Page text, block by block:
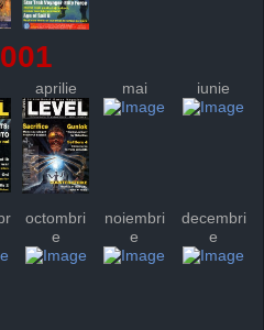
aprilie mai iunie
octombri
e
noiembri
e
decembri
e